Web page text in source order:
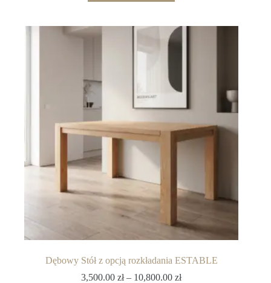
Dębowy Stół z opcją rozkładania ESTABLE
3,500.00zł – 10,800.00zł